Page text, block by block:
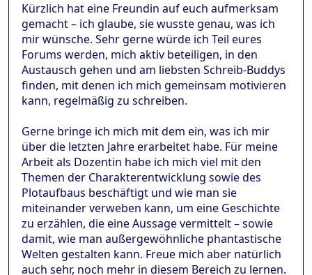
Kürzlich hat eine Freundin auf euch aufmerksam
gemacht – ich glaube, sie wusste genau, was ich
mir wünsche. Sehr gerne würde ich Teil eures
Forums werden, mich aktiv beteiligen, in den
Austausch gehen und am liebsten Schreib-Buddys
finden, mit denen ich mich gemeinsam motivieren
kann, regelmäßig zu schreiben.
Gerne bringe ich mich mit dem ein, was ich mir
über die letzten Jahre erarbeitet habe. Für meine
Arbeit als Dozentin habe ich mich viel mit den
Themen der Charakterentwicklung sowie des
Plotaufbaus beschäftigt und wie man sie
miteinander verweben kann, um eine Geschichte
zu erzählen, die eine Aussage vermittelt – sowie
damit, wie man außergewöhnliche phantastische
Welten gestalten kann. Freue mich aber natürlich
auch sehr, noch mehr in diesem Bereich zu lernen.